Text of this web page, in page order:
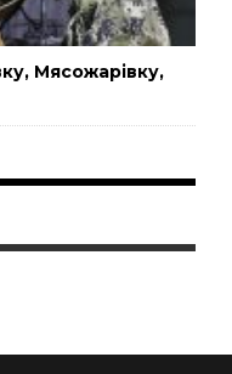
Мясожарівку,